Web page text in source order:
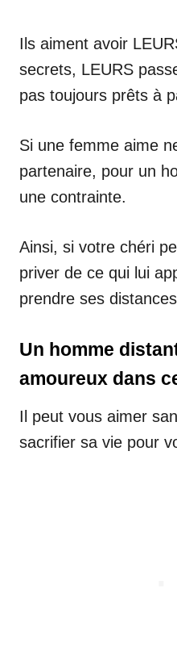
Ils aiment avoir
secrets, LEURS
pas toujours prêts à
Si une femme aime
partenaire, pour un
une contrainte.
Ainsi, si votre chéri
priver de ce qui lui
prendre ses
Un homme
amoureux dans
Il peut vous aimer
sacrifier sa vie pour